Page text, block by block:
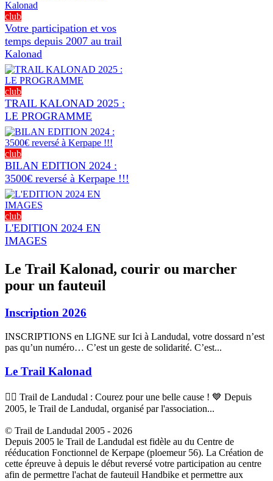
club
Votre participation et vos
temps depuis 2007 au trail
Kalonad
club
TRAIL KALONAD 2025 :
LE PROGRAMME
club
BILAN EDITION 2024 :
3500€ reversé à Kerpape !!!
club
L'EDITION 2024 EN
IMAGES
Le Trail Kalonad, courir ou marcher
pour un fauteuil
Inscription 2026
INSCRIPTIONS en LIGNE sur Ici à Landudal, votre dossard n’est
pas qu’un numéro… C’est un geste de solidarité. C’est...
Le Trail Kalonad
🏃‍♂️ Trail de Landudal : Courez pour une belle cause ! 💙 Depuis
2005, le Trail de Landudal, organisé par l'association...
© Trail de Landudal 2005 - 2026
Depuis 2005 le Trail de Landudal est fidèle au du Centre de
rééducation Fonctionnel de Kerpape (ploemeur 56). La Création de
cette épreuve à depuis le début reversé votre participation au centre
afin de permettre l'achat de fauteuil Handbike et permettre aux